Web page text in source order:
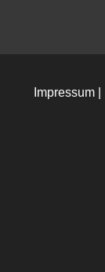
Impressum